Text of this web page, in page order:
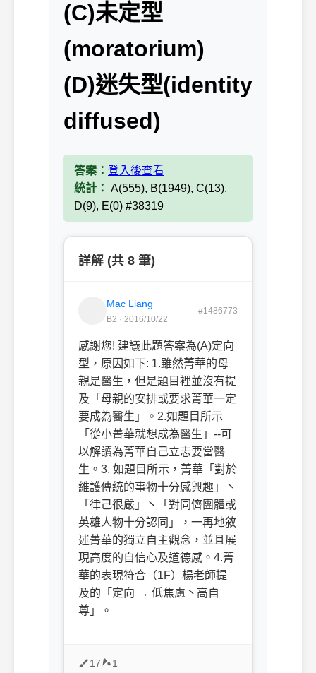
(C)未定型
(moratorium)
(D)迷失型(identity
diffused)
答案： 登入後查看
統計： A(555), B(1949), C(13),
D(9), E(0) #38319
詳解 (共 8 筆)
Mac Liang
B2 · 2016/10/22
#1486773
感謝您! 建議此題答案為(A)定向
型，原因如下: 1.雖然菁華的母
親是醫生，但是題目裡並沒有提
及「母親的安排或要求菁華一定
要成為醫生」。2.如題目所示
「從小菁華就想成為醫生」--可
以解讀為菁華自己立志要當醫
生。3. 如題目所示，菁華「對於
維護傳統的事物十分感興趣」丶
「律己很嚴」丶「對同儕團體或
英雄人物十分認同」，一再地敘
述菁華的獨立自主觀念，並且展
現高度的自信心及道德感。4.菁
華的表現符合（1F）楊老師提
及的「定向 → 低焦慮丶高自
尊」。
17 1